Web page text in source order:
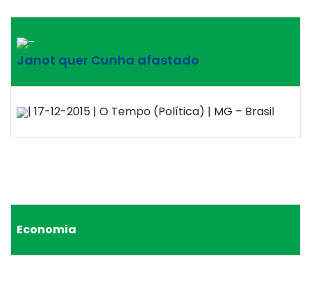
–
Janot quer Cunha afastado
| 17-12-2015 | O Tempo (Política) | MG – Brasil
Economia